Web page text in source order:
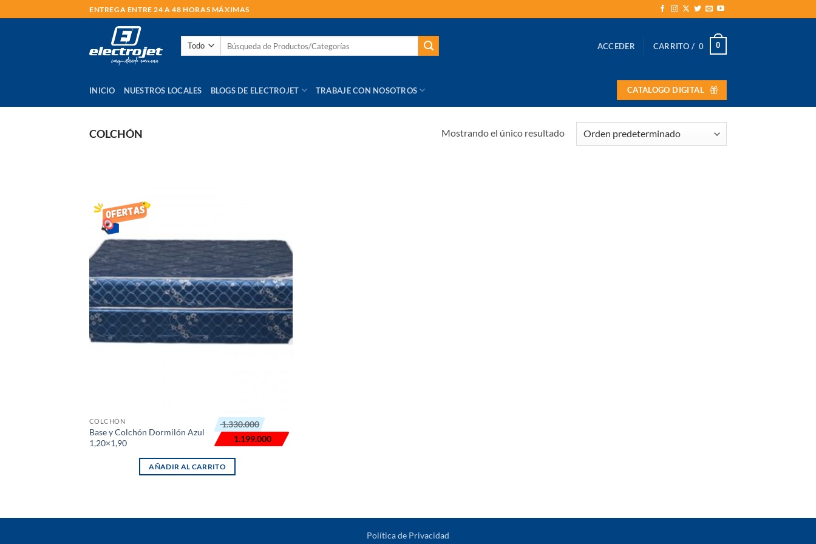
al
ENTREGA ENTRE 24 A 48 HORAS MÁXIMAS
ACCEDER CARRITO / 0 0
INICIO NUESTROS LOCALES BLOGS DE ELECTROJET TRABAJE CON NOSOTROS CATALOGO DIGITAL
COLCHÓN Mostrando el único resultado
COLCHÓN
Base y Colchón Dormilón Azul
1,20×1,90
1.330.000
El
precio
original
era:
1.199.000
El
precio
actual
es:
AÑADIR AL CARRITO
Política de Privacidad